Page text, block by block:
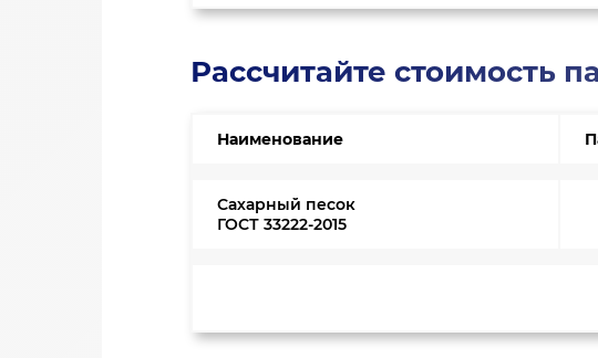
Рассчитайте стоимость
Наименование
Сахарный песок
ГОСТ 33222-2015